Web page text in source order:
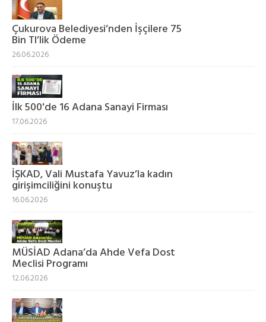
Çukurova Belediyesi’nden İşçilere 75
Bin Tl’lik Ödeme
26.06.2026
İlk 500'de 16 Adana Sanayi Firması
17.06.2026
İŞKAD, Vali Mustafa Yavuz’la kadın
girişimciliğini konuştu
16.06.2026
MÜSİAD Adana’da Ahde Vefa Dost
Meclisi Programı
12.06.2026